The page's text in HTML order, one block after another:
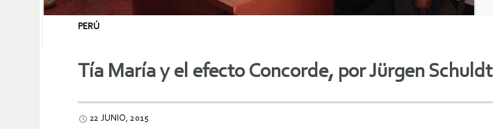
PERÚ
Tía María y el efecto Concorde, por Jürgen Schuldt
22 JUNIO, 2015